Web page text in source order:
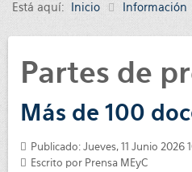
Está aquí: Inicio Información
Partes de
Más de 100
Publicado: Jueves, 11 Junio 2026
Escrito por Prensa MEyC